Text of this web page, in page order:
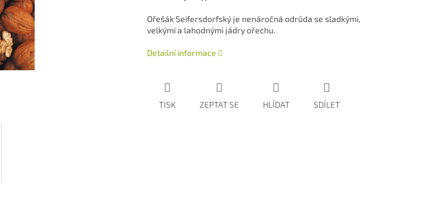
Ořešák Seifersdorfský je nenáročná odrůda se sladkými,
velkými a lahodnými jádry ořechu.
Detailní informace
TISK ZEPTAT SE HLÍDAT SDÍLET